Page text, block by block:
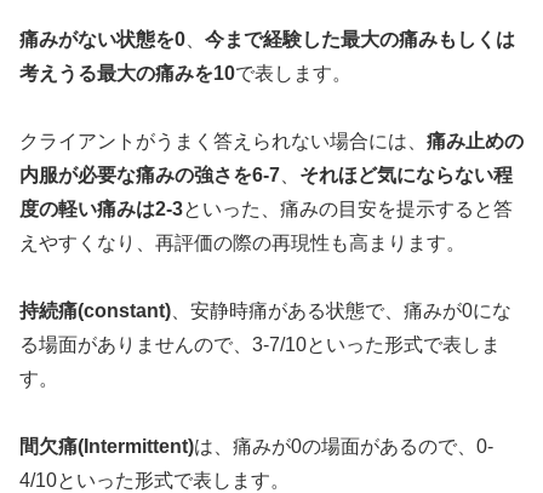
痛みがない状態を0
今まで経験した最大の痛みもしくは
考えうる最大の痛みを10で表します。
クライアントがうまく答えられない場合には、 痛み止めの
内服が必要な痛みの強さを6-7
それほど気にならない程
度の軽い痛みは2-3といった、痛みの目安を提示すると答
えやすくなり、再評価の際の再現性も高まります。
持続痛(constant) 、安静時痛がある状態で、痛みが0にな
る場面がありませんので、3-7/10といった形式で表しま
す。
間欠痛(Intermittent)は、痛みが0の場面があるので、0-
4/10といった形式で表します。